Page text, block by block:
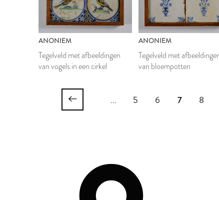
ANONIEM
Tegelveld met afbeeldingen
van vogels in een cirkel
ANONIEM
Tegelveld met
van bloempotten
... 5 6 7 8